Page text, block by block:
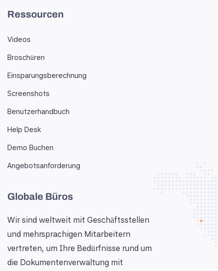
Ressourcen
Videos
Broschüren
Einsparungsberechnung
Screenshots
Benutzerhandbuch
Help Desk
Demo Buchen
Angebotsanforderung
Globale Büros
Wir sind weltweit mit Geschäftsstellen
und mehrsprachigen Mitarbeitern
vertreten, um Ihre Bedürfnisse rund um
die Dokumentenverwaltung mit